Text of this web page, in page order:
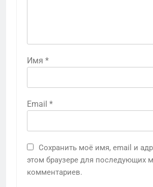
Имя *
Email *
Сохранить моё имя, email и
этом браузере для последующих
комментариев.